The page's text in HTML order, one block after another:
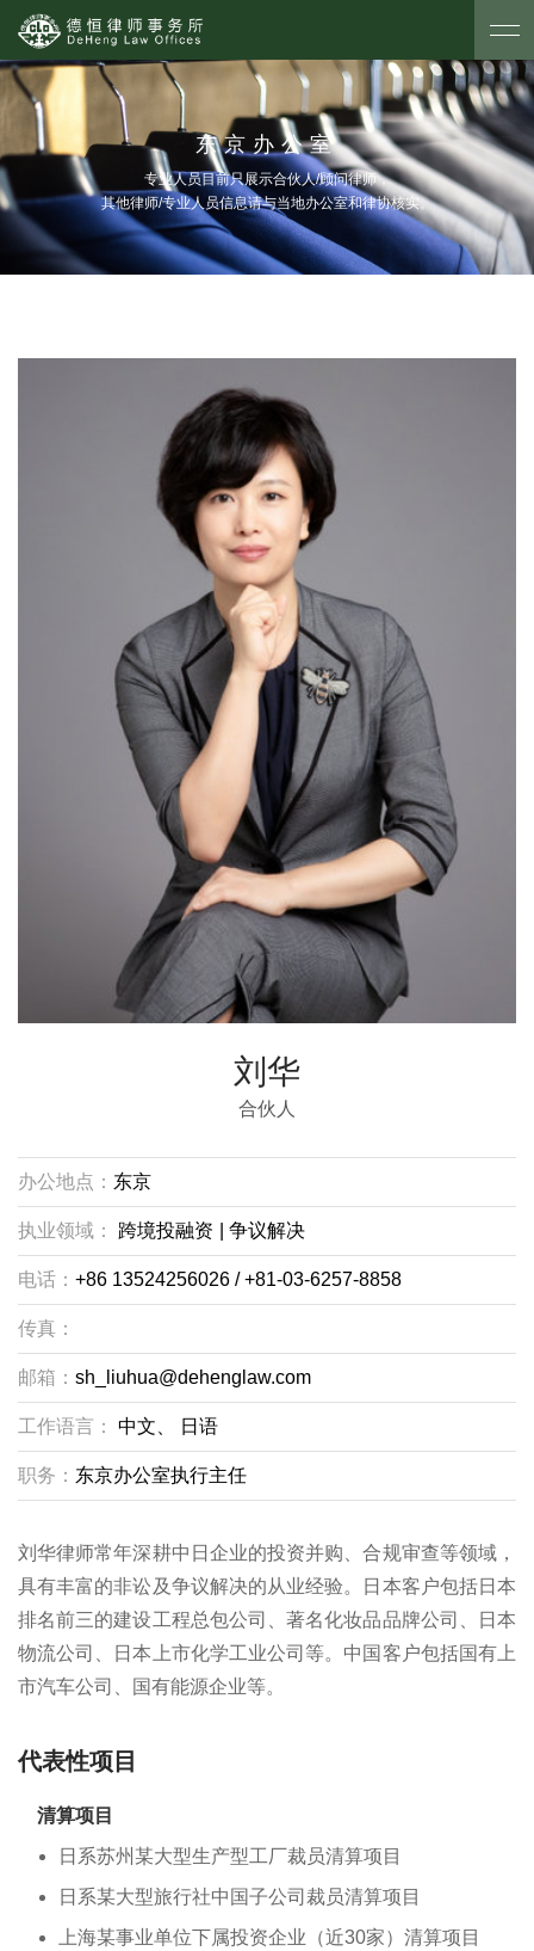
东京办公室
专业人员目前只展示合伙人/顾问律师，
其他律师/专业人员信息请与当地办公室和律协核实。
刘华
合伙人
办公地点： 东京
执业领域： 跨境投融资 争议解决
电话： +86 13524256026 / +81-03-6257-8858
传真：
邮箱： sh_liuhua@dehenglaw.com
工作语言： 中文、 日语
职务： 东京办公室执行主任
刘华律师常年深耕中日企业的投资并购、合规审查等领域，
具有丰富的非讼及争议解决的从业经验。日本客户包括日本
排名前三的建设工程总包公司、著名化妆品品牌公司、日本
物流公司、日本上市化学工业公司等。中国客户包括国有上
市汽车公司、国有能源企业等。
代表性项目
清算项目
日系苏州某大型生产型工厂裁员清算项目
日系某大型旅行社中国子公司裁员清算项目
上海某事业单位下属投资企业（近30家）清算项目